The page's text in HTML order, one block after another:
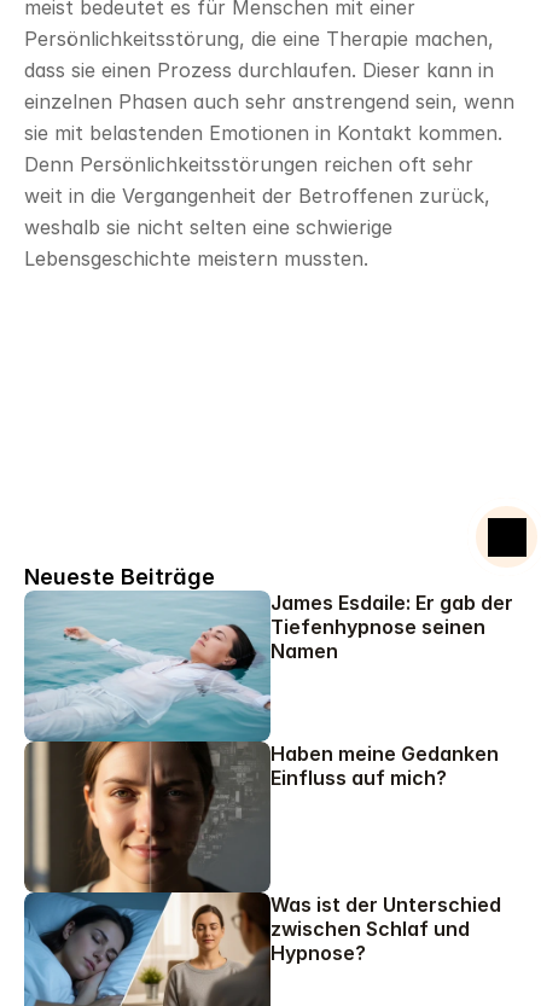
meist bedeutet es für Menschen mit einer
Persönlichkeitsstörung, die eine Therapie machen,
dass sie einen Prozess durchlaufen. Dieser kann in
einzelnen Phasen auch sehr anstrengend sein, wenn
sie mit belastenden Emotionen in Kontakt kommen.
Denn Persönlichkeitsstörungen reichen oft sehr
weit in die Vergangenheit der Betroffenen zurück,
weshalb sie nicht selten eine schwierige
Lebensgeschichte meistern mussten.
Neueste Beiträge
James Esdaile: Er gab der
Tiefenhypnose seinen
Namen
Haben meine Gedanken
Einfluss auf mich?
Was ist der Unterschied
zwischen Schlaf und
Hypnose?